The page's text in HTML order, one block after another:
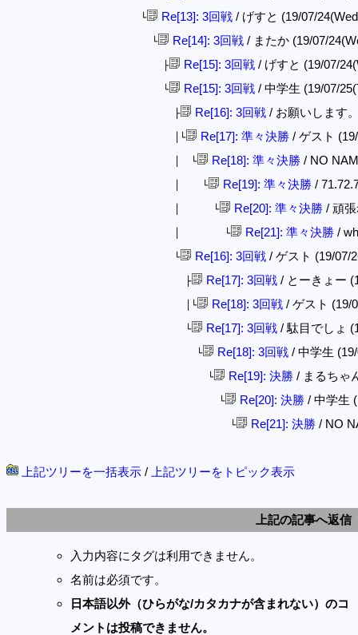
└ Re[13]: 3回戦 / げすと (19/07/
└ Re[14]: 3回戦 / またか (19/07/
├ Re[15]: 3回戦 / げすと (19/07/
└ Re[15]: 3回戦 / 中学生 (19/07/
├ Re[16]: 3回戦 / お願いします
│└ Re[17]: 準々決勝 / ゲスト
│ └ Re[18]: 準々決勝 / NO
│ └ Re[19]: 準々決勝 /
│ └ Re[20]: 準々決勝 / 頑
│ └ Re[21]: 準々決勝 /
└ Re[16]: 3回戦 / ゲスト (19/07/
├ Re[17]: 3回戦 / とーきょー
│└ Re[18]: 3回戦 / ゲスト (19/
└ Re[17]: 3回戦 / 駄目でしょ
└ Re[18]: 3回戦 / 中学生
└ Re[19]: 決勝 / まるちゃ
└ Re[20]: 決勝 / 中学生
└ Re[21]: 決勝 / NO
上記ツリーを一括表示 / 上記ツリーをトピック表示
上記の記事へ返信
入力内容にタグは利用できません。
名前は必須です。
日本語以外（ひらがな/カタカナが含まれない）のコ
メントは投稿できません。